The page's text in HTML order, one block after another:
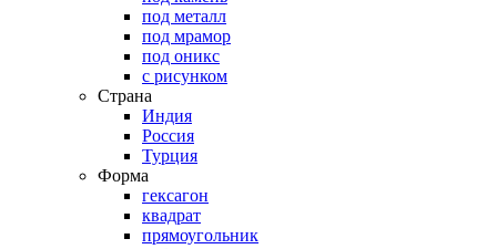
под металл
под мрамор
под оникс
с рисунком
Страна
Индия
Россия
Турция
Форма
гексагон
квадрат
прямоугольник